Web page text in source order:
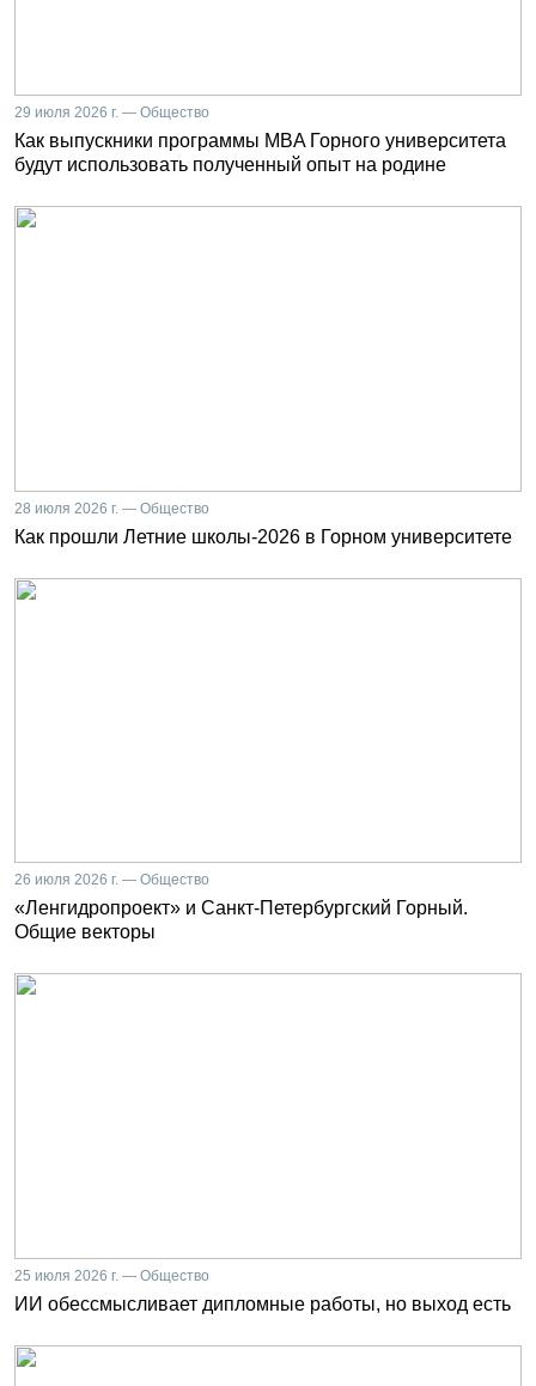
29 июля 2026 г. — Общество
Как выпускники программы MBA Горного университета
будут использовать полученный опыт на родине
28 июля 2026 г. — Общество
Как прошли Летние школы-2026 в Горном университете
26 июля 2026 г. — Общество
«Ленгидропроект» и Санкт-Петербургский Горный.
Общие векторы
25 июля 2026 г. — Общество
ИИ обессмысливает дипломные работы, но выход есть